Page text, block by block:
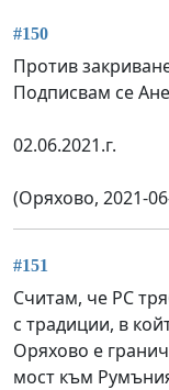
#150
Против
Подписвам се
02.06.2021.г.
(Оряхово, 2021-
#151
Считам, че РС
с традиции, в
Оряхово е
мост към